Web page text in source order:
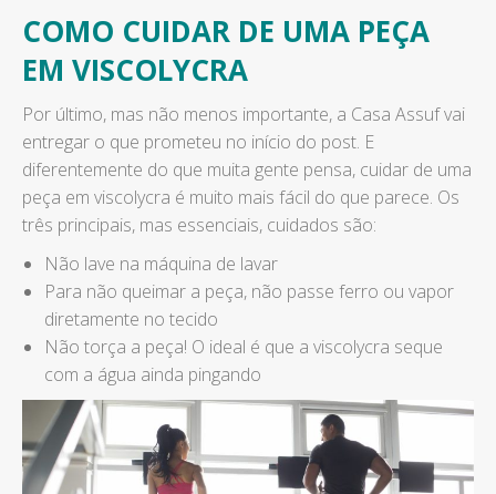
COMO CUIDAR DE UMA PEÇA
EM VISCOLYCRA
Por último, mas não menos importante, a Casa Assuf vai
entregar o que prometeu no início do post. E
diferentemente do que muita gente pensa, cuidar de uma
peça em viscolycra é muito mais fácil do que parece. Os
três principais, mas essenciais, cuidados são:
Não lave na máquina de lavar
Para não queimar a peça, não passe ferro ou vapor
diretamente no tecido
Não torça a peça! O ideal é que a viscolycra seque
com a água ainda pingando